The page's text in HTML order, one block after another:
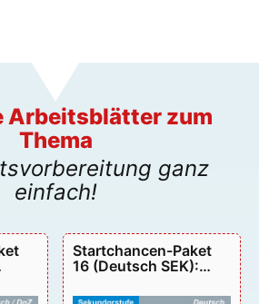
Arbeitsblätter zum
Thema
ganz
einfach!
–
Startchancen-Paket
16 (Deutsch SEK):
Grammatik – P95016